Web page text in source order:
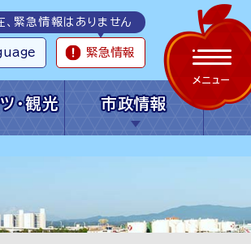
、緊急情報はありません
緊急情報
メニュー
・観光 市政情報